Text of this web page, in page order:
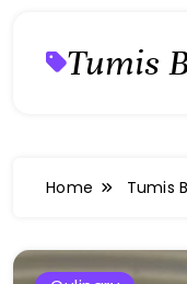
Tumis
Home Tumis